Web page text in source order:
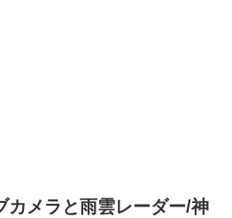
カメラと雨雲レーダー/神